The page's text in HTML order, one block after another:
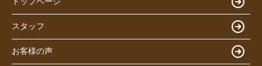
スタッフ
お客様の声